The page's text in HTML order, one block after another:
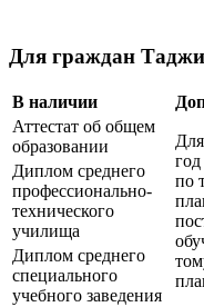
Для граждан
В наличии
Аттестат об общем
образовании
по
Диплом среднего
профессионально-
технического
училища
Диплом среднего
специального
учебного заведения